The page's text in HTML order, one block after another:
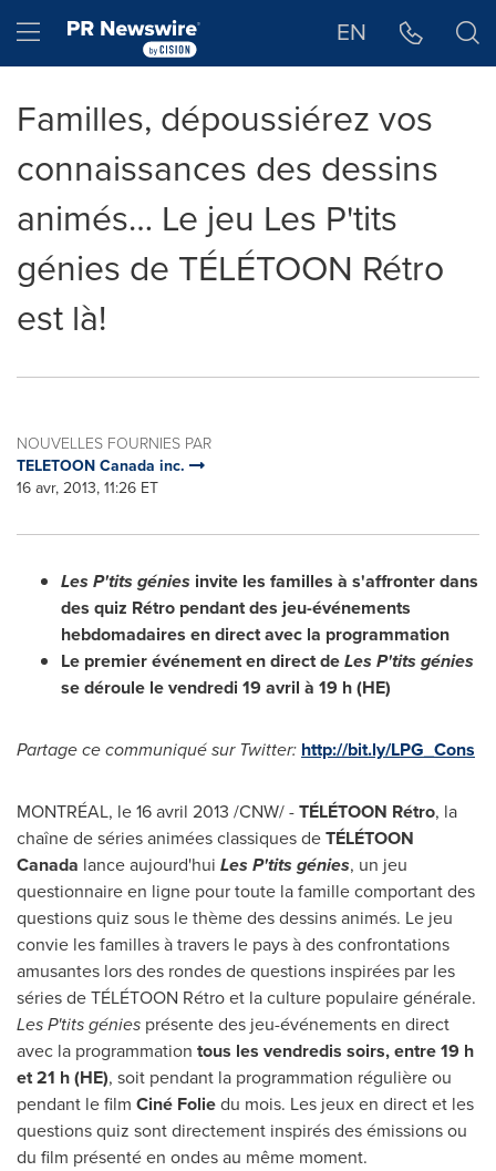
Hamburger menu EN
Familles, dépoussiérez vos
connaissances des dessins
animés… Le jeu Les P'tits
génies de TÉLÉTOON Rétro
est là!
NOUVELLES FOURNIES PAR
TELETOON Canada inc.
16 avr, 2013, 11:26 ET
Les P'tits génies invite les familles à s'affronter dans
des quiz Rétro pendant des jeu-événements
hebdomadaires en direct avec la programmation
Le premier événement en direct deLes P'tits génies
se déroule le vendredi 19 avril à 19 h (HE)
Partage ce communiqué sur Twitter: http://bit.ly/LPG_Cons
MONTRÉAL, le 16 avril 2013 /CNW/ -TÉLÉTOON Rétro, la
chaîne de séries animées classiques deTÉLÉTOON
Canada lance aujourd'hui Les P'tits génies, un jeu
questionnaire en ligne pour toute la famille comportant des
questions quiz sous le thème des dessins animés. Le jeu
convie les familles à travers le pays à des confrontations
amusantes lors des rondes de questions inspirées par les
séries de TÉLÉTOON Rétro et la culture populaire générale.
Les P'tits génies présente des jeu-événements en direct
avec la programmation tous les vendredis soirs, entre 19 h
et 21 h (HE), soit pendant la programmation régulière ou
pendant le film Ciné Foliedu mois. Les jeux en direct et les
questions quiz sont directement inspirés des émissions ou
du film présenté en ondes au même moment.